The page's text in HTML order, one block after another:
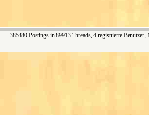
385880 Postings in 89913 Threads, 4 registrierte Benutzer,